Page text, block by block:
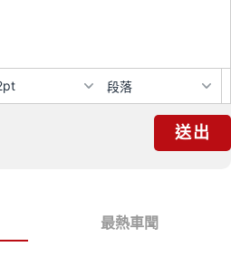
段落
送出
最熱車聞